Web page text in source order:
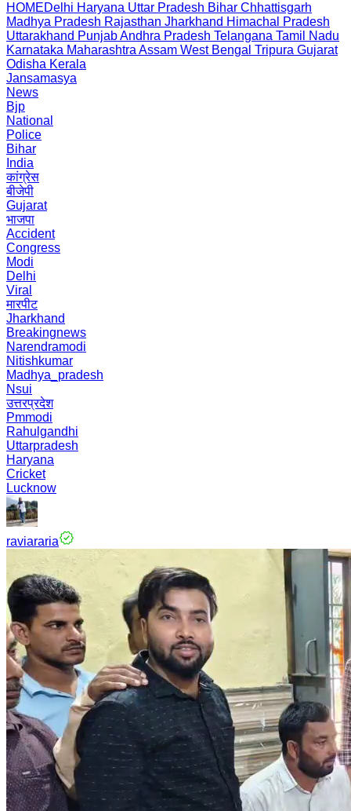
HOMEDelhi Haryana Uttar Pradesh Bihar Chhattisgarh
Madhya Pradesh Rajasthan Jharkhand Himachal Pradesh
Uttarakhand PunjabAndhra Pradesh Telangana Tamil Nadu
Karnataka Maharashtra Assam West Bengal Tripura Gujarat
Odisha Kerala
Jansamasya
News
Bjp
National
Police
Bihar
India
कांग्रेस
बीजेपी
Gujarat
भाजपा
Accident
Congress
Modi
Delhi
Viral
मारपीट
Jharkhand
Breakingnews
Narendramodi
Nitishkumar
Madhya_pradesh
Nsui
उत्तरप्रदेश
Pmmodi
Rahulgandhi
Uttarpradesh
Haryana
Cricket
Lucknow
raviararia